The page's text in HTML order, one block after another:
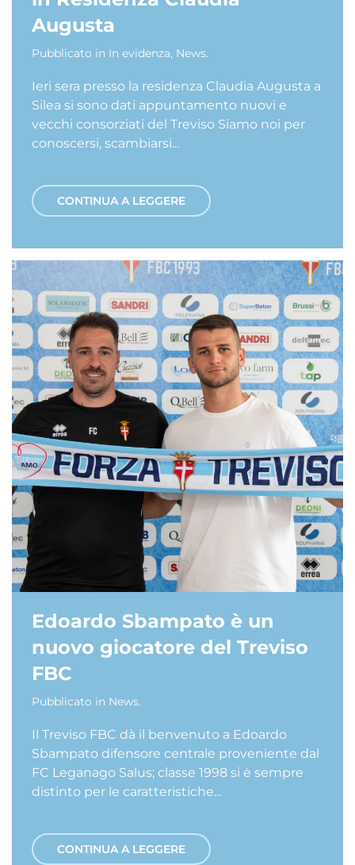
Augusta
Pubblicato in In evidenza, News.
Ieri sera presso la residenza Claudia Augusta a
Silea si sono dati appuntamento nuovi e
vecchi consorziati del Treviso Siamo noi per
conoscersi, scambiarsi...
CONTINUA A LEGGERE
Edoardo Sbampato è un
nuovo giocatore del Treviso
FBC
Pubblicato in News.
Il Treviso FBC dà il benvenuto a Edoardo
Sbampato difensore centrale proveniente dal
FC Leganago Salus; classe 1998 si è sempre
distinto per le caratteristiche...
CONTINUA A LEGGERE